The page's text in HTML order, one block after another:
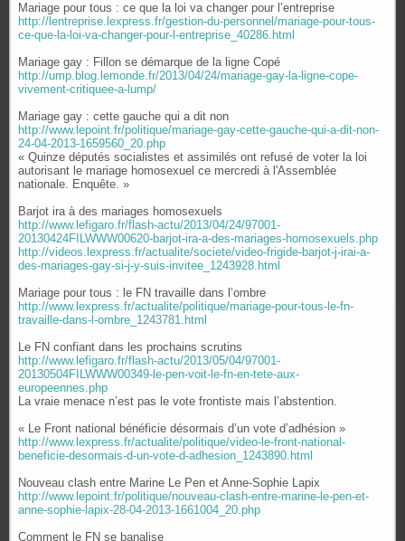
Mariage pour tous : ce que la loi va changer pour l’entreprise
http://lentreprise.lexpress.fr/gestion-du-personnel/mariage-pour-tous-
ce-que-la-loi-va-changer-pour-l-entreprise_40286.html
Mariage gay : Fillon se démarque de la ligne Copé
http://ump.blog.lemonde.fr/2013/04/24/mariage-gay-la-ligne-cope-
vivement-critiquee-a-lump/
Mariage gay : cette gauche qui a dit non
http://www.lepoint.fr/politique/mariage-gay-cette-gauche-qui-a-dit-non-
24-04-2013-1659560_20.php
« Quinze députés socialistes et assimilés ont refusé de voter la loi
autorisant le mariage homosexuel ce mercredi à l'Assemblée
nationale. Enquête. »
Barjot ira à des mariages homosexuels
http://www.lefigaro.fr/flash-actu/2013/04/24/97001-
20130424FILWWW00620-barjot-ira-a-des-mariages-homosexuels.php
http://videos.lexpress.fr/actualite/societe/video-frigide-barjot-j-irai-a-
des-mariages-gay-si-j-y-suis-invitee_1243928.html
Mariage pour tous : le FN travaille dans l’ombre
http://www.lexpress.fr/actualite/politique/mariage-pour-tous-le-fn-
travaille-dans-l-ombre_1243781.html
Le FN confiant dans les prochains scrutins
http://www.lefigaro.fr/flash-actu/2013/05/04/97001-
20130504FILWWW00349-le-pen-voit-le-fn-en-tete-aux-
europeennes.php
La vraie menace n’est pas le vote frontiste mais l’abstention.
« Le Front national bénéficie désormais d’un vote d’adhésion »
http://www.lexpress.fr/actualite/politique/video-le-front-national-
beneficie-desormais-d-un-vote-d-adhesion_1243890.html
Nouveau clash entre Marine Le Pen et Anne-Sophie Lapix
http://www.lepoint.fr/politique/nouveau-clash-entre-marine-le-pen-et-
anne-sophie-lapix-28-04-2013-1661004_20.php
Comment le FN se banalise